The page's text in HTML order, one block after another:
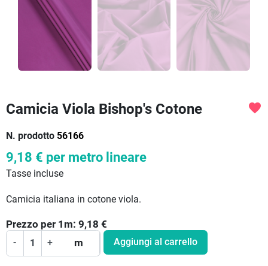
Camicia Viola Bishop's Cotone
N. prodotto 56166
favorite
9,18 € per metro lineare
Tasse incluse
Camicia italiana in cotone viola.
Prezzo per 1 m: 9,18 €
- + m Aggiungi al carrello